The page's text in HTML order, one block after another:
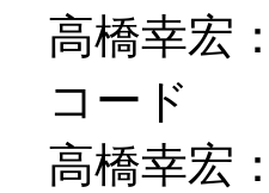
高橋幸宏
コード
高橋幸宏